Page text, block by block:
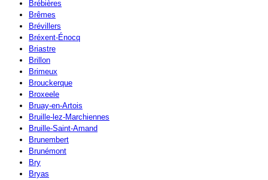
Brébières
Brêmes
Brévillers
Bréxent-Énocq
Briastre
Brillon
Brimeux
Brouckerque
Broxeele
Bruay-en-Artois
Bruille-lez-Marchiennes
Bruille-Saint-Amand
Brunembert
Brunémont
Bry
Bryas